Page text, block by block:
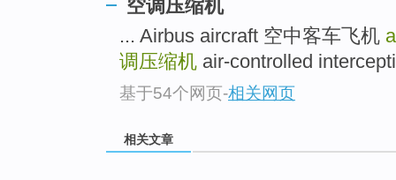
空调压缩机
... Airbus aircraft 空中客车飞机
调压缩机 air-controlled
基于54个网页-相关网页
相关文章